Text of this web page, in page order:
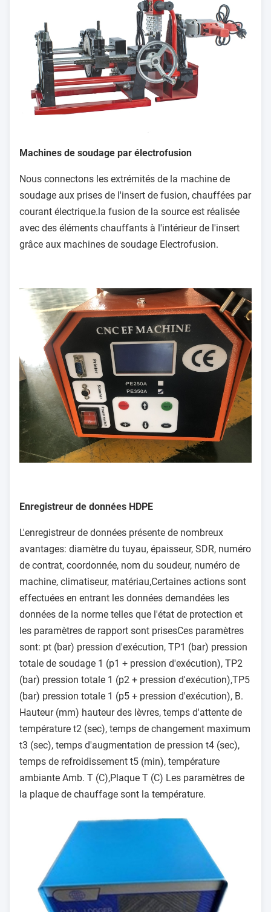
Machines de soudage par électrofusion
Nous connectons les extrémités de la machine de
soudage aux prises de l'insert de fusion, chauffées par
courant électrique.la fusion de la source est réalisée
avec des éléments chauffants à l'intérieur de l'insert
grâce aux machines de soudage Electrofusion.
Enregistreur de données HDPE
L'enregistreur de données présente de nombreux
avantages: diamètre du tuyau, épaisseur, SDR, numéro
de contrat, coordonnée, nom du soudeur, numéro de
machine, climatiseur, matériau,Certaines actions sont
effectuées en entrant les données demandées les
données de la norme telles que l'état de protection et
les paramètres de rapport sont prisesCes paramètres
sont: pt (bar) pression d'exécution, TP1 (bar) pression
totale de soudage 1 (p1 + pression d'exécution), TP2
(bar) pression totale 1 (p2 + pression d'exécution),TP5
(bar) pression totale 1 (p5 + pression d'exécution), B.
Hauteur (mm) hauteur des lèvres, temps d'attente de
température t2 (sec), temps de changement maximum
t3 (sec), temps d'augmentation de pression t4 (sec),
temps de refroidissement t5 (min), température
ambiante Amb. T (C),Plaque T (C) Les paramètres de
la plaque de chauffage sont la température.